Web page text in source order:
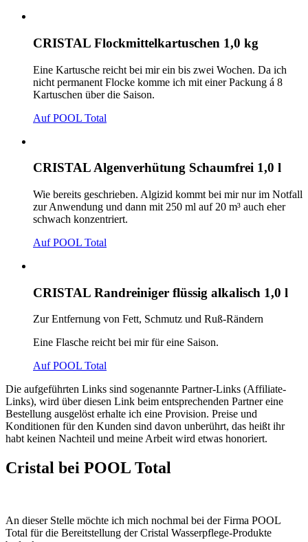
CRISTAL Flockmittelkartuschen 1,0 kg
Eine Kartusche reicht bei mir ein bis zwei Wochen. Da ich
nicht permanent Flocke komme ich mit einer Packung á 8
Kartuschen über die Saison.
Auf POOL Total
CRISTAL Algenverhütung Schaumfrei 1,0 l
Wie bereits geschrieben. Algizid kommt bei mir nur im Notfall
zur Anwendung und dann mit 250 ml auf 20 m³ auch eher
schwach konzentriert.
Auf POOL Total
CRISTAL Randreiniger flüssig alkalisch 1,0 l
Zur Entfernung von Fett, Schmutz und Ruß-Rändern
Eine Flasche reicht bei mir für eine Saison.
Auf POOL Total
Die aufgeführten Links sind sogenannte Partner-Links (Affiliate-
Links), wird über diesen Link beim entsprechenden Partner eine
Bestellung ausgelöst erhalte ich eine Provision. Preise und
Konditionen für den Kunden sind davon unberührt, das heißt ihr
habt keinen Nachteil und meine Arbeit wird etwas honoriert.
Cristal bei POOL Total
An dieser Stelle möchte ich mich nochmal bei der Firma POOL
Total für die Bereitstellung der Cristal Wasserpflege-Produkte